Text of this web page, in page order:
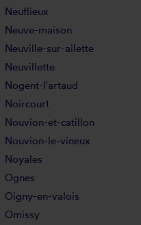
Neuflieux
Neuve-maison
Neuville-sur-ailette
Neuvillette
Nogent-l'artaud
Noircourt
Nouvion-et-catillon
Nouvion-le-vineux
Noyales
Ognes
Oigny-en-valois
Omissy